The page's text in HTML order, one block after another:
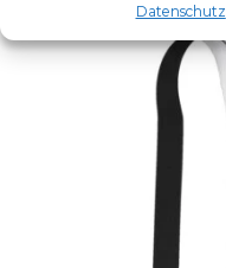
Datenschutz